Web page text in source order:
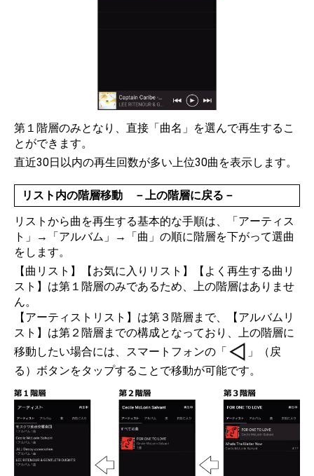
第１階層のみとなり、直接「曲名」を選んで再生するこ
とができます。
直近30日以内の再生回数が多い上位30曲を表示します。
リスト内の階層移動 －上の階層に戻る－
リストから曲を再生する基本的な手順は、「アーティス
ト」→「アルバム」→「曲」の順に階層を下がって選曲
をします。
【曲リスト】【お気に入りリスト】【よく再生する曲リ
スト】は第１階層のみであるため、上の階層はありませ
ん。
【アーティストリスト】は第３階層まで、【アルバムリ
スト】は第２階層までの構成となっており、上の階層に
移動したい場合には、スマートフォンの「
」（戻
る）ボタンをタップすることで移動が可能です。